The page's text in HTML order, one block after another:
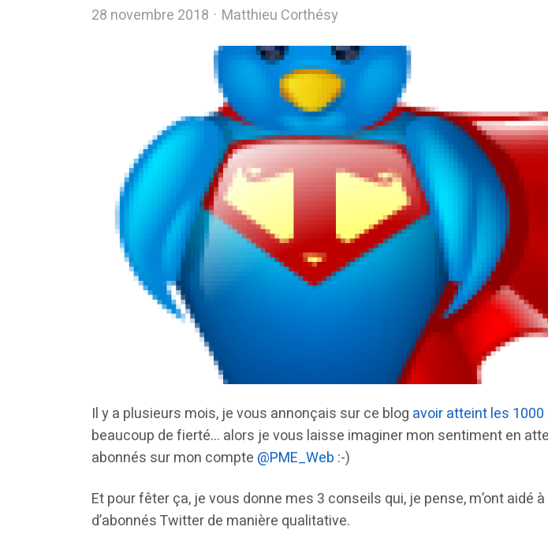
28 novembre 2018 Author
Matthieu Corthésy
Il y a plusieurs mois, je vous annonçais sur ce blog avoir atteint les
beaucoup de fierté… alors je vous laisse imaginer mon sentiment en
abonnés sur mon compte @PME_Web :-)
Et pour fêter ça, je vous donne mes 3 conseils qui, je pense, m’ont aidé
d’abonnés Twitter de manière qualitative.